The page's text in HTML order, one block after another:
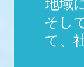
地域
そし
て、